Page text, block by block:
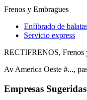
Frenos y Embragues
Enfibrado de
Servicio express
RECTIFRENOS, Frenos
Av America Oeste #...,
Empresas Sugeridas